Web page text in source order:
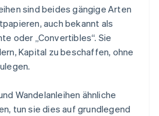
sind beides gängige Arten
auch bekannt als
oder „Convertibles“. Sie
Kapital zu beschaffen, ohne
Wandelanleihen ähnliche
tun sie dies auf grundlegend